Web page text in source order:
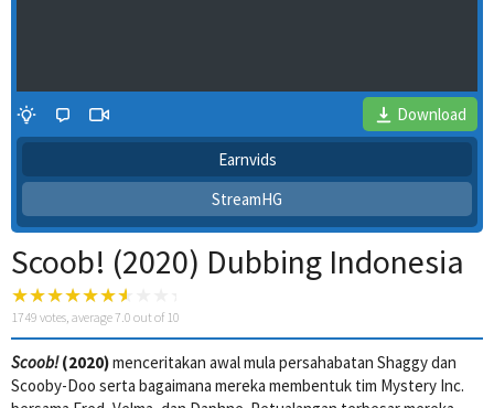
4 Wait Time
Download
Earnvids
StreamHG
Scoob! (2020) Dubbing Indonesia
1749 votes, average7.0 out of 10
Scoob!(2020)menceritakan awal mula persahabatan Shaggy dan
Scooby-Doo serta bagaimana mereka membentuk tim Mystery Inc.